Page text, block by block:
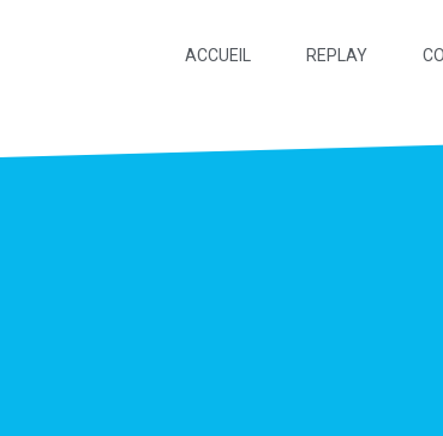
ACCUEIL REPLAY